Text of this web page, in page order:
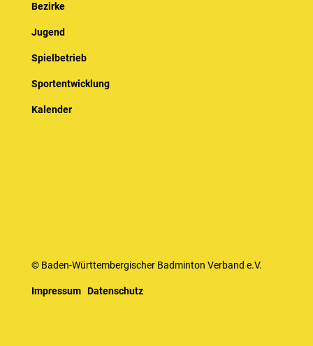
Bezirke
Jugend
Spielbetrieb
Sportentwicklung
Kalender
© Baden-Württembergischer Badminton Verband e.V.
Impressum Datenschutz